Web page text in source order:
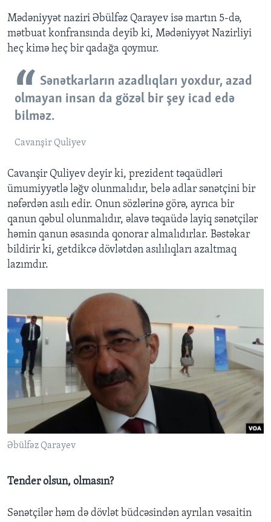
Mədəniyyət naziri Əbülfəz Qarayev isə martın 5-də,
mətbuat konfransında deyib ki, Mədəniyyət Nazirliyi
heç kimə heç bir qadağa qoymur.
Sənətkarların azadlıqları yoxdur, azad
olmayan insan da gözəl bir şey icad edə
bilməz.
Cavanşir Quliyev
Cavanşir Quliyev deyir ki, prezident təqaüdləri
ümumiyyətlə ləğv olunmalıdır, belə adlar sənətçini bir
nəfərdən asılı edir. Onun sözlərinə görə, ayrıca bir
qanun qəbul olunmalıdır, əlavə təqaüdə layiq sənətçilər
həmin qanun əsasında qonorar almalıdırlar. Bəstəkar
bildirir ki, getdikcə dövlətdən asılılıqları azaltmaq
lazımdır.
Əbülfəz Qarayev
Tender olsun, olmasın?
Sənətçilər həm də dövlət büdcəsindən ayrılan vəsaitin